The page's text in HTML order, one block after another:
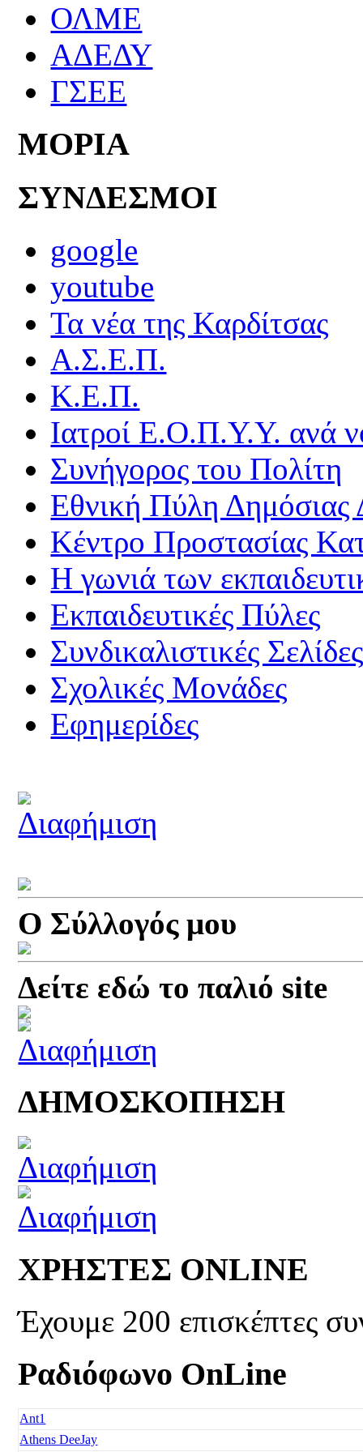
ΟΛΜΕ
ΑΔΕΔΥ
ΓΣΕΕ
ΜΟΡΙΑ
ΣΥΝΔΕΣΜΟΙ
google
youtube
Τα νέα της Καρδίτσας
Α.Σ.Ε.Π.
Κ.Ε.Π.
Ιατροί Ε.Ο.Π.Υ.Υ. ανά
Συνήγορος του Πολίτη
Εθνική Πύλη Δημόσιας
Κέντρο Προστασίας
Η γωνιά των
Εκπαιδευτικές Πύλες
Συνδικαλιστικές Σελίδες
Σχολικές Μονάδες
Εφημερίδες
Ο Σύλλογός μου
Δείτε εδώ το παλιό site
ΔΗΜΟΣΚΟΠΗΣΗ
ΧΡΗΣΤΕΣ ONLINE
Έχουμε 200 επισκέπτες
Ραδιόφωνο OnLine
Ant1
Athens DeeJay